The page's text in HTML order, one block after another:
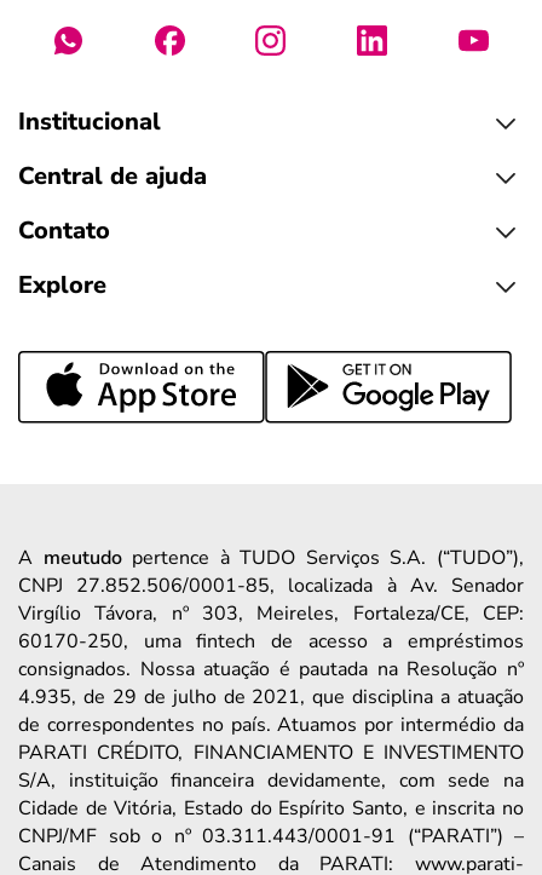
Institucional
Central de ajuda
Contato
Explore
A meutudopertence à TUDO Serviços S.A. (“TUDO”),
CNPJ 27.852.506/0001-85, localizada à Av. Senador
Virgílio Távora, nº 303, Meireles, Fortaleza/CE, CEP:
60170-250, uma fintech de acesso a empréstimos
consignados. Nossa atuação é pautada na Resolução nº
4.935, de 29 de julho de 2021, que disciplina a atuação
de correspondentes no país. Atuamos por intermédio da
PARATI CRÉDITO, FINANCIAMENTO E INVESTIMENTO
S/A, instituição financeira devidamente, com sede na
Cidade de Vitória, Estado do Espírito Santo, e inscrita no
CNPJ/MF sob o nº 03.311.443/0001-91 (“PARATI”) –
Canais de Atendimento da PARATI: www.parati-